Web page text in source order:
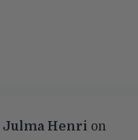
Julma Henri on